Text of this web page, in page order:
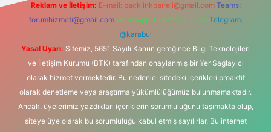
Reklam ve İletişim: E-mail: backlinkpaneli@gmail.com Teams:
forumhizmeti@gmail.com Whatsapp: 0262 606 0 726 Telegram:
@karabul
Yasal Uyarı: Sitemiz, 5651 Sayılı Kanun gereğince Bilgi Teknolojileri
ve İletişim Kurumu (BTK) tarafından onaylanmış bir Yer Sağlayıcı
olarak hizmet vermektedir. Bu nedenle, sitedeki içerikleri proaktif
olarak denetleme veya araştırma yükümlülüğümüz bulunmamaktadır.
Ancak, üyelerimiz yazdıkları içeriklerin sorumluluğunu taşımakta olup,
siteye üye olarak bu sorumluluğu kabul etmiş sayılırlar. Bu internet